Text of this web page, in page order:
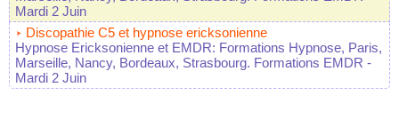
Mardi 2 Juin
Discopathie C5 et hypnose ericksonienne
Hypnose Ericksonienne et EMDR: Formations Hypnose, Paris,
Marseille, Nancy, Bordeaux, Strasbourg. Formations EMDR -
Mardi 2 Juin